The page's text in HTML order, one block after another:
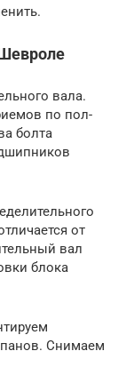
вала.
по пол-
болта
от
вал
блока
Снимаем